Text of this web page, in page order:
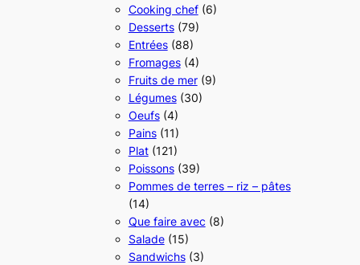
Cooking chef(6)
Desserts(79)
Entrées(88)
Fromages(4)
Fruits de mer(9)
Légumes(30)
Oeufs(4)
Pains(11)
Plat(121)
Poissons(39)
Pommes de terres – riz – pâtes
(14)
Que faire avec (8)
Salade(15)
Sandwichs(3)